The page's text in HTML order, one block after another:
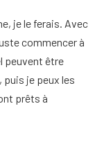
je le ferais. Avec
commencer à
peuvent être
je peux les
prêts à